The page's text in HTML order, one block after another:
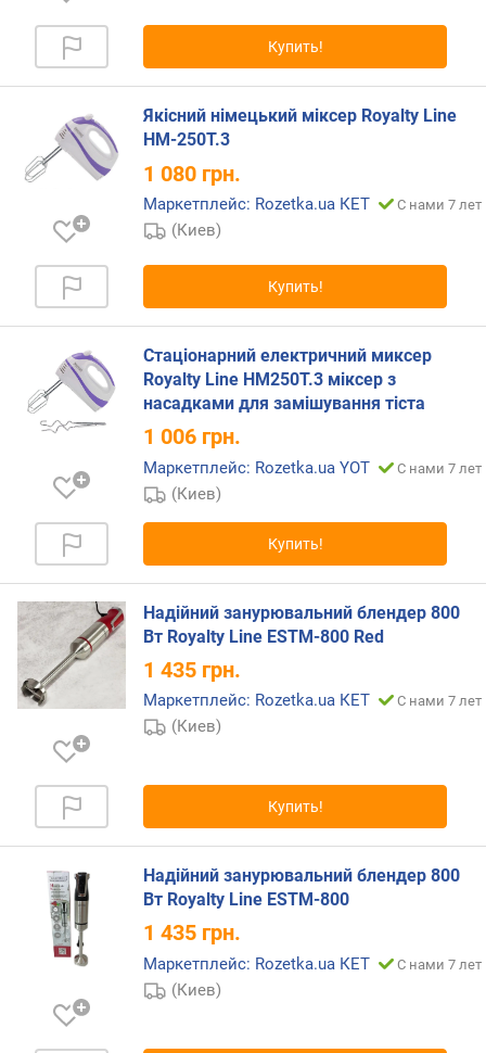
р
м
м
о
н
о
т
ь
(
)
а
к
с
м
а
н
ы
е
б
р
о
т
ы
б
Купить!
Якісний німецький міксер Royalty Line
HM-250T.3
1 080 грн.
Маркетплейс: Rozetka.ua КЕТ С нами 7 лет
(Киев)
Купить!
Стаціонарний електричний миксер
Royalty Line HM250T.3 міксер з
насадками для замішування тіста
1 006 грн.
Маркетплейс: Rozetka.ua YOT С нами 7 лет
(Киев)
Купить!
Надійний занурювальний блендер 800
Вт Royalty Line ESTM-800 Red
1 435 грн.
Маркетплейс: Rozetka.ua КЕТ С нами 7 лет
(Киев)
Купить!
Надійний занурювальний блендер 800
Вт Royalty Line ESTM-800
1 435 грн.
Маркетплейс: Rozetka.ua КЕТ С нами 7 лет
(Киев)